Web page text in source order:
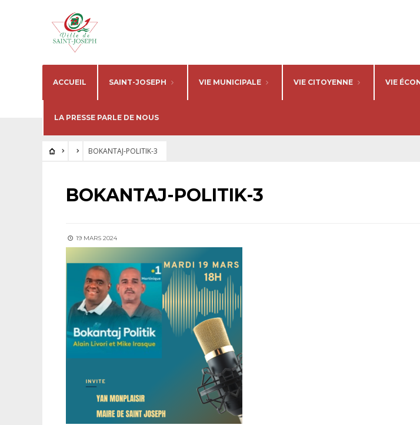
ACCUEIL SAINT-JOSEPH VIE MUNICIPALE VIE CITOYENNE VIE
LA PRESSE PARLE DE NOUS
BOKANTAJ-POLITIK-3
BOKANTAJ-POLITIK-3
19 MARS 2024